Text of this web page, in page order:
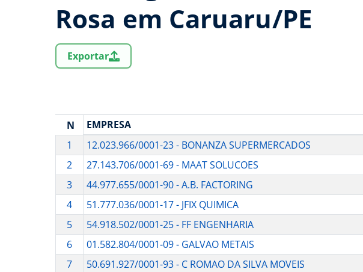
Rosa em Caruaru/PE
Exportar
N EMPRESA
1
12.023.966/0001-23 - BONANZA SUPERMERCADOS
2
27.143.706/0001-69 - MAAT SOLUCOES
3
44.977.655/0001-90 - A.B. FACTORING
4
51.777.036/0001-17 - JFIX QUIMICA
5
54.918.502/0001-25 - FF ENGENHARIA
6
01.582.804/0001-09 - GALVAO METAIS
7
50.691.927/0001-93 - C ROMAO DA SILVA MOVEIS